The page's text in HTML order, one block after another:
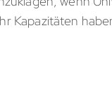
Kapazitäten